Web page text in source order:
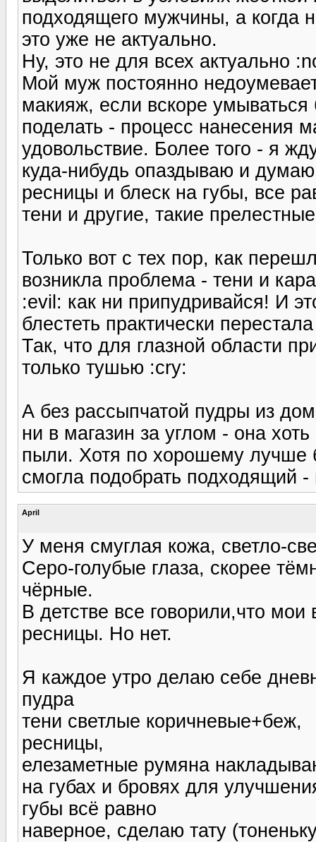
подходящего мужчины, а когда
это уже не актуально.
Ну, это не для всех актуально
Мой муж постоянно
макияж, если вскоре умываться
поделать - процесс нанесения
удовольствие. Более того - я
куда-нибудь опаздываю и
ресницы и блеск на губы, все
тени и другие, такие
Только вот с тех пор, как
возникла проблема - тени и
:evil: как ни припудривайся! И
блестеть практически
Так, что для глазной области
только тушью :cry:
А без рассыпчатой пудры из
ни в магазин за углом - она
пыли. Хотя по хорошему лучше
смогла подобрать подходящий
April
У меня смуглая кожа, светло-
Серо-голубые глаза, скорее
чёрные.
В детстве все говорили,что
ресницы. Но нет.
Я каждое утро делаю себе
пудра
тени светлые коричневые+беж,
ресницы,
елезаметные румяна
на губах и бровях для
губы всё равно
наверное, сделаю тату